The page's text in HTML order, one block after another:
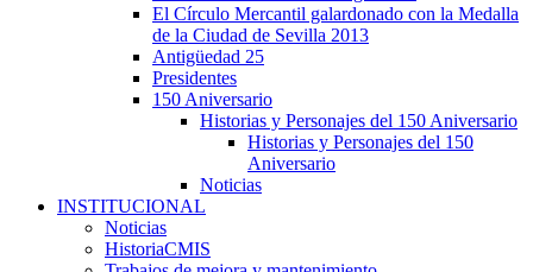
El Círculo Mercantil galardonado con la Medalla
de la Ciudad de Sevilla 2013
Antigüedad 25
Presidentes
150 Aniversario
Historias y Personajes del 150 Aniversario
Historias y Personajes del 150
Aniversario
Noticias
INSTITUCIONAL
Noticias
HistoriaCMIS